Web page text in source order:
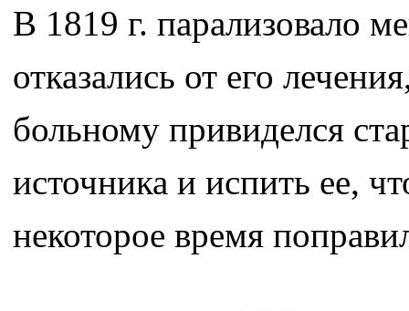
В 1819 г. парализовало
отказались от его
больному привиделся
источника и испить ее,
некоторое время